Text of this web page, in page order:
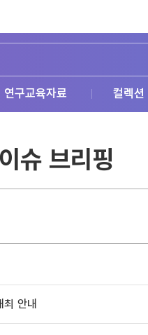
연구교육자료 컬렉션
이슈 브리핑
최 안내